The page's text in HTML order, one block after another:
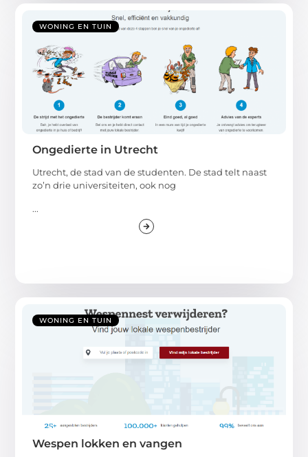
WONING EN TUIN
Ongedierte in Utrecht
Utrecht, de stad van de studenten. De stad telt naast
zo’n drie universiteiten, ook nog
...
WONING EN TUIN
Wespen lokken en vangen